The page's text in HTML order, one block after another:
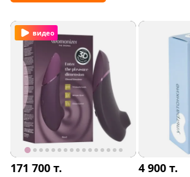
видео
171 700т. 4 900т.